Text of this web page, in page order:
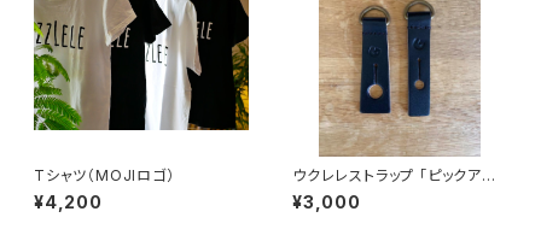
Tシャツ（MOJIロゴ）
¥4,200
ウクレレストラップ 「ピックアッ
プ対応」ジョイントレザーセット
¥3,000